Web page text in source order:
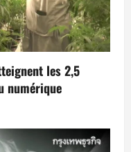
les 2,5
numérique